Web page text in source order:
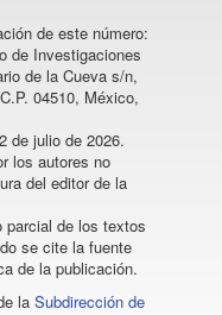
de este número:
de Investigaciones
de la Cueva s/n,
04510, México,
de julio de 2026.
los autores no
del editor de la
parcial de los textos
se cite la fuente
de la publicación.
la Subdirección de